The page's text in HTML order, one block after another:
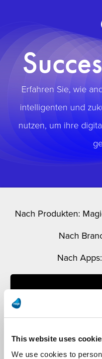
This website uses
We use cookies to
Erfahren Sie, wie
intelligenten und
nutzen, um ihre